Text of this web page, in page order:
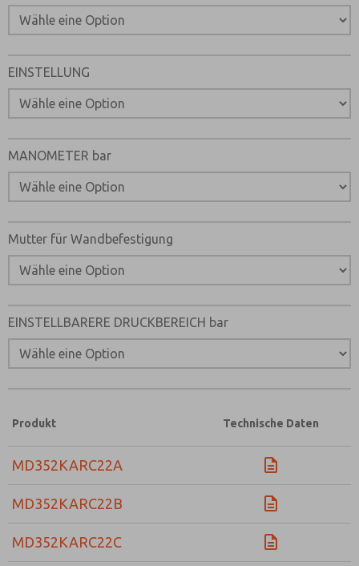
EINSTELLUNG
MANOMETER bar
Mutter für Wandbefestigung
EINSTELLBARERE DRUCKBEREICH bar
Produkt Technische Daten
MD352KARC22A
MD352KARC22B
MD352KARC22C
jederzeit widerruflich Informationen zu Ihrem
*Ja, ich habe die Datenschutzerklärung gelesen und bin
und Beantwortung meiner Anfrage benutzt. Mit dem
Kontaktformulars stimme ich der Verarbeitung zu.